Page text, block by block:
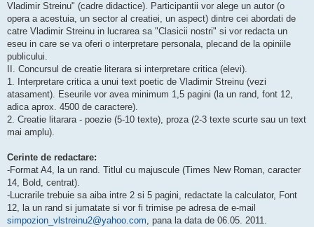
Vladimir Streinu" (cadre didactice). Participantii vor alege un autor (o
opera a acestuia, un sector al creatiei, un aspect) dintre cei abordati de
catre Vladimir Streinu in lucrarea sa "Clasicii nostri" si vor redacta un
eseu in care se va oferi o interpretare personala, plecand de la opiniile
publicului.
II. Concursul de creatie literara si interpretare critica (elevi).
1. Interpretare critica a unui text poetic de Vladimir Streinu (vezi
atasament). Eseurile vor avea minimum 1,5 pagini (la un rand, font 12,
adica aprox. 4500 de caractere).
2. Creatie litarara - poezie (5-10 texte), proza (2-3 texte scurte sau un text
mai amplu).
Cerinte de redactare:
-Format A4, la un rand. Titlul cu majuscule (Times New Roman, caracter
14, Bold, centrat).
-Lucrarile trebuie sa aiba intre 2 si 5 pagini, redactate la calculator, Font
12, la un rand si jumatate si vor fi trimise pe adresa de e-mail
simpozion_vlstreinu2@yahoo.com, pana la data de 06.05. 2011.